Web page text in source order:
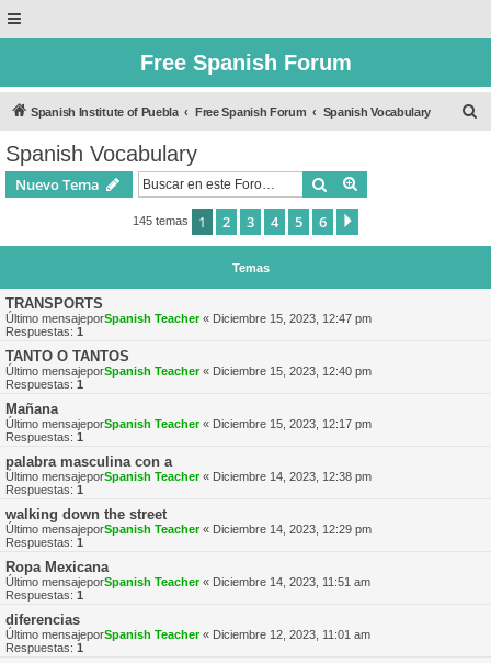
Free Spanish Forum
Spanish Institute of Puebla Free Spanish Forum Spanish Vocabulary
Spanish Vocabulary
Nuevo Tema Buscar
145 temas 1 2 3 4 5 6
Temas
TRANSPORTS
Último mensajeporSpanish Teacher« Diciembre 15, 2023, 12:47 pm
Respuestas: 1
TANTO O TANTOS
Último mensajeporSpanish Teacher« Diciembre 15, 2023, 12:40 pm
Respuestas: 1
Mañana
Último mensajeporSpanish Teacher« Diciembre 15, 2023, 12:17 pm
Respuestas: 1
palabra masculina con a
Último mensajeporSpanish Teacher« Diciembre 14, 2023, 12:38 pm
Respuestas: 1
walking down the street
Último mensajeporSpanish Teacher« Diciembre 14, 2023, 12:29 pm
Respuestas: 1
Ropa Mexicana
Último mensajeporSpanish Teacher« Diciembre 14, 2023, 11:51 am
Respuestas: 1
diferencias
Último mensajeporSpanish Teacher« Diciembre 12, 2023, 11:01 am
Respuestas: 1